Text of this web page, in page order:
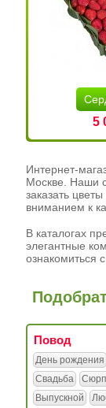
5
Интернет-
Москве. Наши
заказать
вниманием к
В каталогах
элегантные
ознакомиться
Повод
День рождения
Свадьба
Выпускной